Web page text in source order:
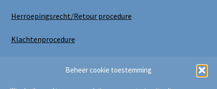
Beheer cookie toestemming
Herroepingsrecht/Retour procedure
Klachtenprocedure